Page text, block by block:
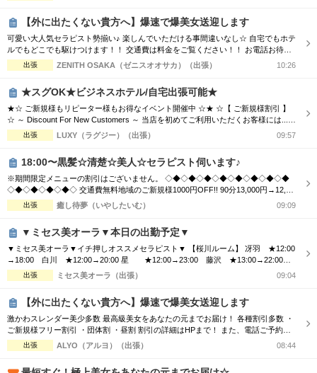
時～大阪市内交通費無料♪ ホテルで♪ご自宅で♪ 厳選された可愛いセラピストと 素
【外に出たくない貴方へ】爆速で爆美女送迎します
可愛い大人気セラピスト勢揃い♪ 楽しんでいただける事間違いなし☆ 自宅でもホテ
ルでもどこでも駆けつけます！！ 交通費は料金をご覧ください！！ お電話お待ち
しております(^^♪ TEL070-5654-8310 営業時間;10:00-翌5:00 場所;日本橋、谷九付
近
出張 ZENITH OSAKA（ゼニスオオサカ）（出張） 10:26
★スグOK★ビジネスホテル/自宅出張可能★
★☆ ご新規様もリピーター様もお得なイベント開催中 ☆★ ☆【 ご新規様割引 】
☆ ～ Discount For New Customers ～ 当店を初めてご利用いただくお客様には...
・初回限定で各コース総額より3,000円割引 ☆【 新人割 】☆ ～ New Face Therapi
st ～ NEW FACE マークの付いているセラピスト限定 ・各コース総額より3,000円
出張 LUXY（ラグジー）（出張） 09:57
18:00〜黒髪☆清楚☆美人☆セラピスト伺います♪
※期間限定メニューの割引はございません。 ◇◆◇◆◇◆◇◆◇◆◇◆◇◆◇◆
◇◆◇◆◇◆◇◆◇ 交通費無料地域のご新規様1000円OFF!! 90分13,000円→12,00
0円 120分16,000円→15,000円 150分20,000円→19,000円 ※指名料別途 ◇◆◇◆◇
◆◇◆◇◆◇◆◇◆◇◆◇◆◇◆◇◆◇◆◇ 市内の交通費を頂く地域のご新規様1
出張 癒し待夢（いやしたいむ） 09:09
▼ミセス美オーラ▼本日の出勤予定▼
▼ミセス美オーラ▼イチ押しオススメセラピスト▼ 【桜川ルーム】 冴羽 ★12:00
→18:00 白川 ★12:00→20:00 星 ★12:00→23:00 藤沢 ★13:00→22:00
星宮 ★13:00→18:30 椿 ★14:00→19:00 椎名 ★15:00→22:00 矢口 ★1
8:00→25:00 希望 ★18:00→22:00 七瀬 ★19:00→25:00 香里奈★20...
出張 ミセス美オーラ（出張） 09:04
【外に出たくない貴方へ】爆速で爆美女送迎します
激かわスレンダー美少多数 最高級美女をあなたの元までお届け！ 各種割引多数 ・
ご新規様フリー割引 ・団体割 ・昼割 割引の詳細はHPまで！ また、電話ご予約を
優先させて頂きますので、 ご予約の際はお電話をオススメ致します！ ご了承下さ
いませ☆
出張 ALYO（アルヨ）（出張） 08:44